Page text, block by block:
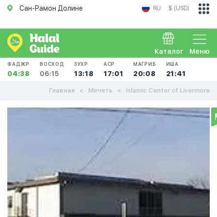
Сан-Рамон Долине RU $ (USD)
Меню
Каталог
ФАДЖР
04:38
ВОСХОД
06:15
ЗУХР
13:18
АСР
17:01
МАГРИБ
20:08
ИША
21:41
Главная Мечеть Islamic Center of Livermore